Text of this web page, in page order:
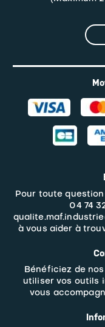
Pour toute
04 74
à vous aider à
Bénéficiez de
utiliser vos outils
vous